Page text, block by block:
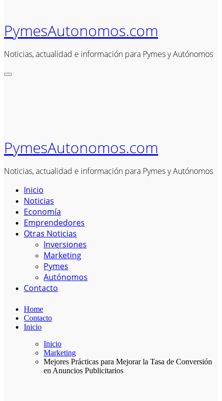
PymesAutonomos.com
Noticias, actualidad e información para Pymes y Autónomos
PymesAutonomos.com
Noticias, actualidad e información para Pymes y Autónomos
Inicio
Noticias
Economía
Emprendedores
Otras Noticias
Inversiones
Marketing
Pymes
Autónomos
Contacto
Home
Contacto
Inicio
Inicio
Marketing
Mejores Prácticas para Mejorar la Tasa de Conversión
en Anuncios Publicitarios